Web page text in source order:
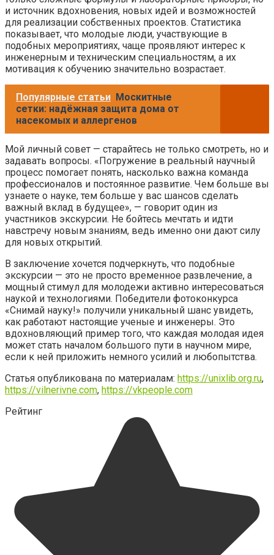
и источник вдохновения, новых идей и возможностей
для реализации собственных проектов. Статистика
показывает, что молодые люди, участвующие в
подобных мероприятиях, чаще проявляют интерес к
инженерным и техническим специальностям, а их
мотивация к обучению значительно возрастает.
Популярные статьи Москитные
сетки: надёжная защита дома от
насекомых и аллергенов
Мой личный совет — старайтесь не только смотреть, но и
задавать вопросы. «Погружение в реальный научный
процесс помогает понять, насколько важна команда
профессионалов и постоянное развитие. Чем больше вы
узнаете о науке, тем больше у вас шансов сделать
важный вклад в будущее», — говорит один из
участников экскурсии. Не бойтесь мечтать и идти
навстречу новым знаниям, ведь именно они дают силу
для новых открытий.
В заключение хочется подчеркнуть, что подобные
экскурсии — это не просто временное развлечение, а
мощный стимул для молодежи активно интересоваться
наукой и технологиями. Победители фотоконкурса
«Снимай науку!» получили уникальный шанс увидеть,
как работают настоящие ученые и инженеры. Это
вдохновляющий пример того, что каждая молодая идея
может стать началом большого пути в научном мире,
если к ней приложить немного усилий и любопытства.
Статья опубликована по материалам: https://unixlib.org.ru,
https://vilnerivne.com, https://vkpeople.com
Рейтинг